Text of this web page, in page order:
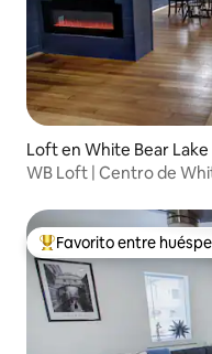
Loft en White Bear Lake
WB Loft | Centro de
De los mejores en
Favorito entre